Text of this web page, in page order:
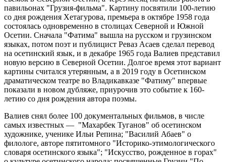
павильонах "Грузия-фильма". Картину посвятили 100-летию
со дня рождения Хетагурова, премьера в октябре 1958 года
состоялась одновременно в столицах Северной и Южной
Осетии. Сначала "Фатима" вышла на русском и грузинском
языках, потом поэт и публицист Реваз Асаев сделал перевод
на осетинский язык, и в декабре 1965 года Валиев представил
новую версию в Северной Осетии. Долгое время этот вариант
картины считался утерянным, а в 2019 году в Осетинском
драматическом театре во Владикавказе "Фатиму" впервые
показали в новом дубляже, приурочив это событие к 160-
летию со дня рождения автора поэмы.
Валиев снял более 100 документальных фильмов, в числе
самых известных — "Махарбек Туганов" об осетинском
художнике, ученике Ильи Репина; "Василий Абаев" о
филологе, авторе пятитомного "Историко-этимологического
словаря осетинского языка"; "Искусство, рожденное в горах"